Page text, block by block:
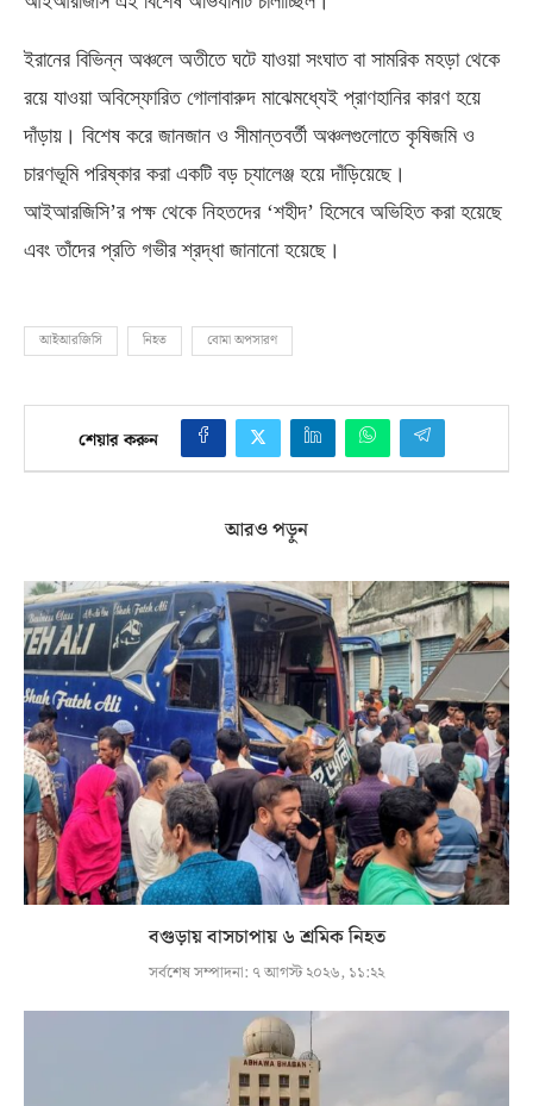
ইরানের বিভিন্ন অঞ্চলে অতীতে ঘটে যাওয়া সংঘাত বা সামরিক মহড়া থেকে
রয়ে যাওয়া অবিস্ফোরিত গোলাবারুদ মাঝেমধ্যেই প্রাণহানির কারণ হয়ে
দাঁড়ায়। বিশেষ করে জানজান ও সীমান্তবর্তী অঞ্চলগুলোতে কৃষিজমি ও
চারণভূমি পরিষ্কার করা একটি বড় চ্যালেঞ্জ হয়ে দাঁড়িয়েছে।
আইআরজিসি’র পক্ষ থেকে নিহতদের ‘শহীদ’ হিসেবে অভিহিত করা হয়েছে
এবং তাঁদের প্রতি গভীর শ্রদ্ধা জানানো হয়েছে।
আইআরজিসি নিহত বোমা অপসারণ
শেয়ার করুন
আরও পড়ুন
বগুড়ায় বাসচাপায় ৬ শ্রমিক নিহত
সর্বশেষ সম্পাদনা: ৭ আগস্ট ২০২৬, ১১:২২